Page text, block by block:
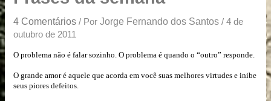
a
e
4 Comentários / PorJorge Fernando dos Santos/4 de
outubro de 2011
O problema não é falar sozinho. O problema é quando o “outro” responde.
O grande amor é aquele que acorda em você suas melhores virtudes e inibe
seus piores defeitos.